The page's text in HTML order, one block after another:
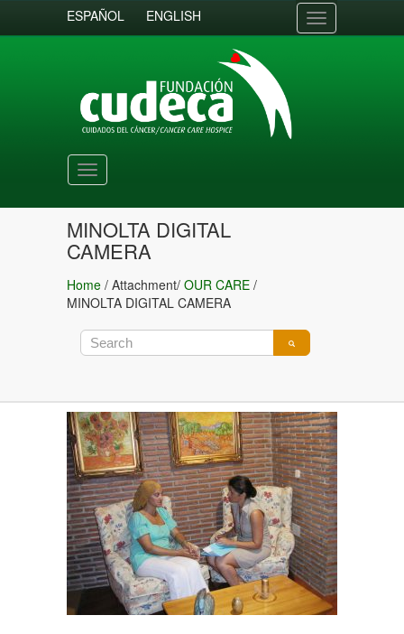
ESPAÑOL ENGLISH
Toggle
navigation
Toggle
navigation
MINOLTA DIGITAL
CAMERA
Home / Attachment/ OUR CARE /
MINOLTA DIGITAL CAMERA